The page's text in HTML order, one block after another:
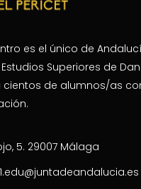
es el único de
Superiores de
de alumnos/as
5. 29007 Málaga